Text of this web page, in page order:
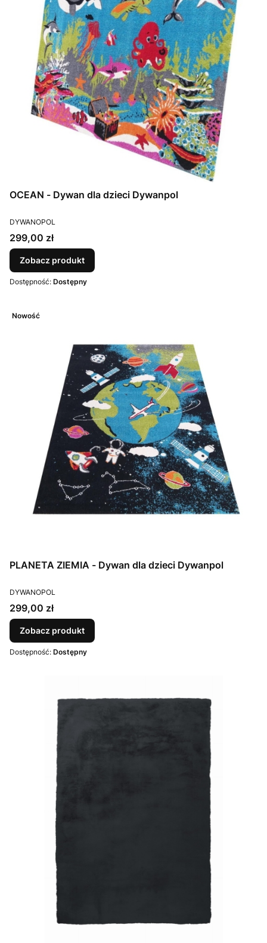
OCEAN - Dywan dla dzieci Dywanpol
PRODUCENT
DYWANOPOL
Cena
299,00 zł
Zobacz produkt
Dostępność: Dostępny
Nowość
PLANETA ZIEMIA - Dywan dla dzieci Dywanpol
PRODUCENT
DYWANOPOL
Cena
299,00 zł
Zobacz produkt
Dostępność: Dostępny